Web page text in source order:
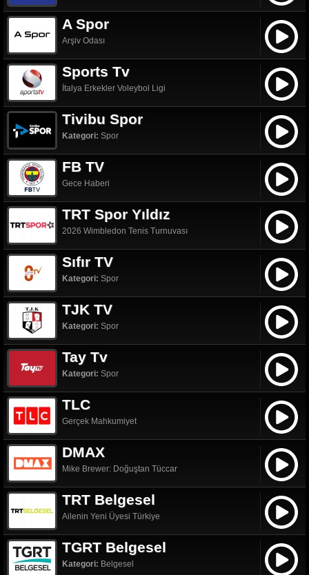
A Spor
Arşiv Odası
Sports Tv
İtalya Erkekler Voleybol Ligi
Tivibu Spor
Kategori: Spor
FB TV
Gece Haberi
TRT Spor Yıldız
2026 Wimbledon Tenis Turnuvası
Sıfır TV
Kategori: Spor
TJK TV
Kategori: Spor
Tay Tv
Kategori: Spor
TLC
Gerçek Mahkumiyet
DMAX
Mike Brewer: Doğuştan Tüccar
TRT Belgesel
Ailenin Yeni Üyesi Türkiye
TGRT Belgesel
Kategori: Belgesel